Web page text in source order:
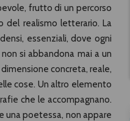
frutto di un percorso
del realismo letterario. La
essenziali, dove ogni
si abbandona mai a un
concreta, reale,
cose. Un altro elemento
che le accompagnano.
una poetessa, non appare